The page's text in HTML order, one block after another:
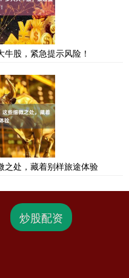
股，紧急提示风险！
之处，藏着别样旅途体验
炒股配资